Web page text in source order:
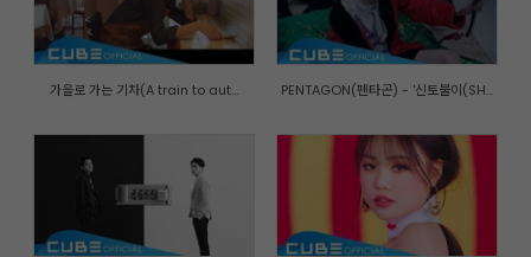
가을로 가는 기차(A train to aut... PENTAGON(펜타곤) - '신토불이(SH...